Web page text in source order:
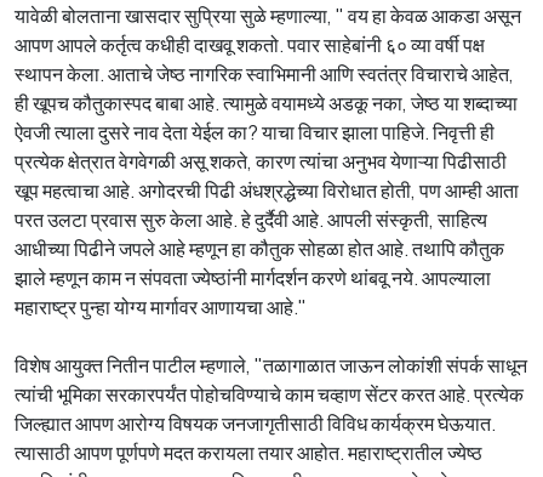
यावेळी बोलताना खासदार सुप्रिया सुळे म्हणाल्या, " वय हा केवळ आकडा असून
आपण आपले कर्तृत्व कधीही दाखवू शकतो. पवार साहेबांनी ६० व्या वर्षी पक्ष
स्थापन केला. आताचे जेष्ठ नागरिक स्वाभिमानी आणि स्वतंत्र विचाराचे आहेत,
ही खूपच कौतुकास्पद बाबा आहे. त्यामुळे वयामध्ये अडकू नका, जेष्ठ या शब्दाच्या
ऐवजी त्याला दुसरे नाव देता येईल का? याचा विचार झाला पाहिजे. निवृत्ती ही
प्रत्येक क्षेत्रात वेगवेगळी असू शकते, कारण त्यांचा अनुभव येणाऱ्या पिढीसाठी
खूप महत्वाचा आहे. अगोदरची पिढी अंधश्रद्धेच्या विरोधात होती, पण आम्ही आता
परत उलटा प्रवास सुरु केला आहे. हे दुर्दैवी आहे. आपली संस्कृती, साहित्य
आधीच्या पिढीने जपले आहे म्हणून हा कौतुक सोहळा होत आहे. तथापि कौतुक
झाले म्हणून काम न संपवता ज्येष्ठांनी मार्गदर्शन करणे थांबवू नये. आपल्याला
महाराष्ट्र पुन्हा योग्य मार्गावर आणायचा आहे."
विशेष आयुक्त नितीन पाटील म्हणाले, "तळागाळात जाऊन लोकांशी संपर्क साधून
त्यांची भूमिका सरकारपर्यंत पोहोचविण्याचे काम चव्हाण सेंटर करत आहे. प्रत्येक
जिल्ह्यात आपण आरोग्य विषयक जनजागृतीसाठी विविध कार्यक्रम घेऊयात.
त्यासाठी आपण पूर्णपणे मदत करायला तयार आहोत. महाराष्ट्रातील ज्येष्ठ